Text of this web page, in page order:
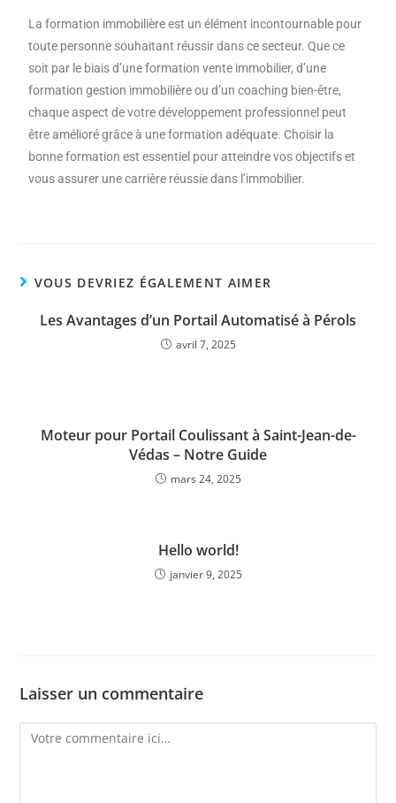
La formation immobilière est un élément incontournable pour
toute personne souhaitant réussir dans ce secteur. Que ce
soit par le biais d’une formation vente immobilier, d’une
formation gestion immobilière ou d’un coaching bien-être,
chaque aspect de votre développement professionnel peut
être amélioré grâce à une formation adéquate. Choisir la
bonne formation est essentiel pour atteindre vos objectifs et
vous assurer une carrière réussie dans l’immobilier.
VOUS DEVRIEZ ÉGALEMENT AIMER
Les Avantages d’un Portail Automatisé à Pérols
avril 7, 2025
Moteur pour Portail Coulissant à Saint-Jean-de-
Védas – Notre Guide
mars 24, 2025
Hello world!
janvier 9, 2025
Laisser un commentaire